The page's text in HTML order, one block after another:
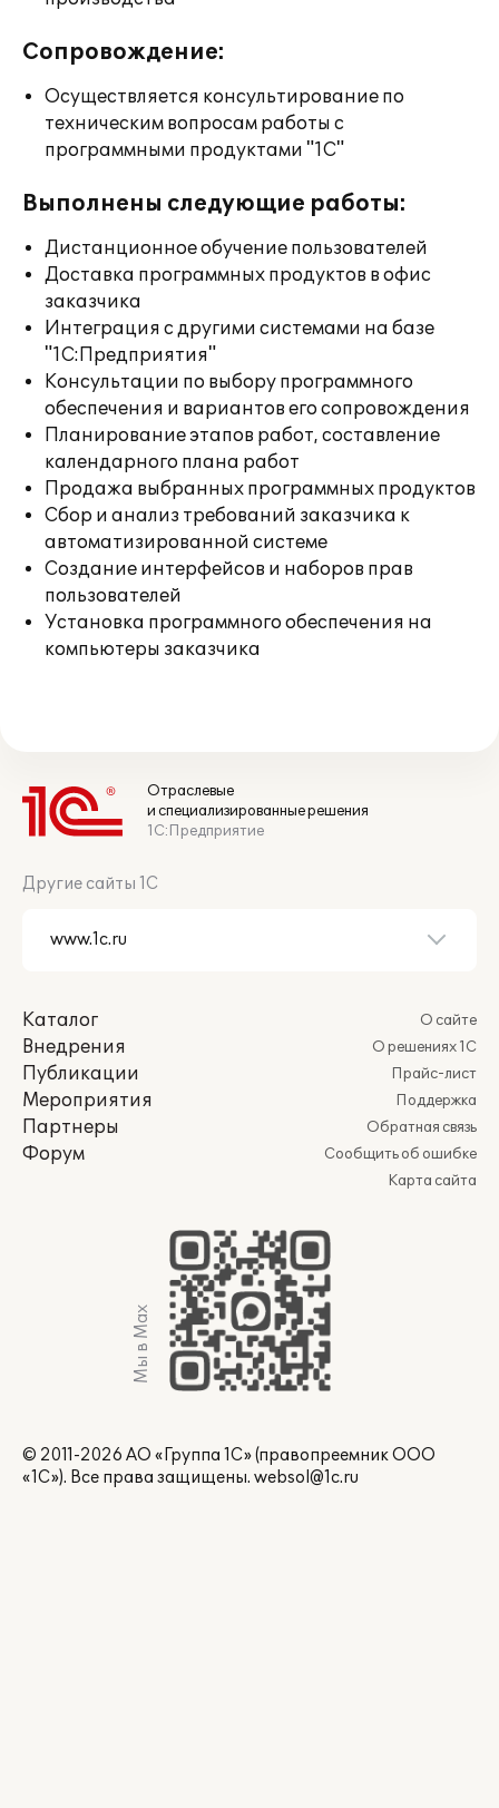
Сопровождение:
Осуществляется консультирование по
техническим вопросам работы с
программными продуктами "1С"
Выполнены следующие работы:
Дистанционное обучение пользователей
Доставка программных продуктов в офис
заказчика
Интеграция с другими системами на базе
"1С:Предприятия"
Консультации по выбору программного
обеспечения и вариантов его сопровождения
Планирование этапов работ, составление
календарного плана работ
Продажа выбранных программных продуктов
Сбор и анализ требований заказчика к
автоматизированной системе
Создание интерфейсов и наборов прав
пользователей
Установка программного обеспечения на
компьютеры заказчика
Отраслевые
и специализированные решения
1С:Предприятие
Другие сайты 1С
Каталог
Внедрения
Публикации
Мероприятия
Партнеры
Форум
О сайте
О решениях 1С
Прайс-лист
Поддержка
Обратная связь
Сообщить об ошибке
Карта сайта
Мы в Max
© 2011-2026 АО «Группа 1С» (правопреемник ООО
«1С»). Все права защищены. websol@1c.ru